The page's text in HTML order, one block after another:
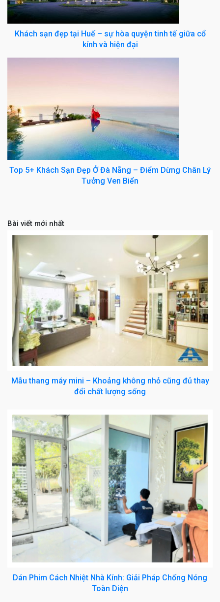
Khách sạn đẹp tại Huế – sự hòa quyện tinh tế giữa cổ
kính và hiện đại
Top 5+ Khách Sạn Đẹp Ở Đà Nẵng – Điểm Dừng Chân Lý
Tưởng Ven Biển
Bài viết mới nhất
Mẫu thang máy mini – Khoảng không nhỏ cũng đủ thay
đổi chất lượng sống
Dán Phim Cách Nhiệt Nhà Kính: Giải Pháp Chống Nóng
Toàn Diện